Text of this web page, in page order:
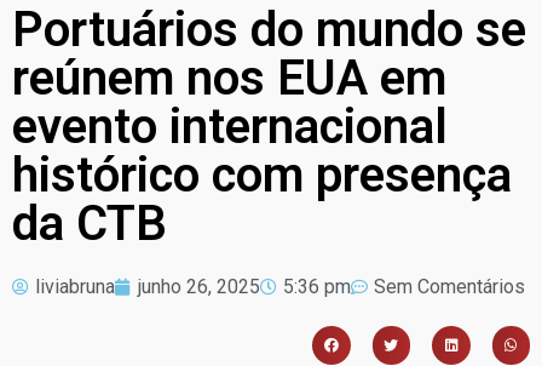
Portuários do mundo se
reúnem nos EUA em
evento internacional
histórico com presença
da CTB
liviabruna junho 26, 2025 5:36 pm Sem Comentários